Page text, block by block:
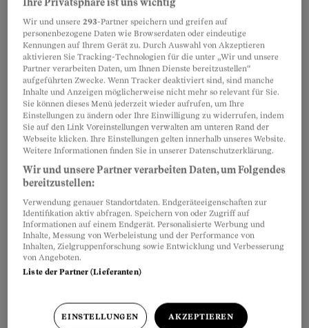
sich, im Vorfeld den Zustand meiner
Liegenschaft zu protokollieren. Kann ich ihn dazu
verpflichten? Oder läuft das über die Baubewilligung
der Behörde?
Davor Smokvina
Wertverminderung
Nachbar baut – wer
entschädigt mich?
Frage: Mein Nachbar möchte sein Haus
ausbauen. Dadurch entsteht mehr
Schatten, zudem verliere ich Aussicht. Kann ich Ersatz
für diese Wertverminderung verlangen?
Norina Meyer
Ihre Privatsphäre ist uns wichtig
Wir und unsere293-Partner speichern und greifen auf
personenbezogene Daten wie Browserdaten oder eindeutige
Kennungen auf Ihrem Gerät zu. Durch Auswahl von Akzeptieren
aktivieren Sie Tracking-Technologien für die unter „Wir und unsere
Partner verarbeiten Daten, um Ihnen Dienste bereitzustellen“
aufgeführten Zwecke. Wenn Tracker deaktiviert sind, sind manche
Inhalte und Anzeigen möglicherweise nicht mehr so relevant für Sie.
Sie können dieses Menü jederzeit wieder aufrufen, um Ihre
Einstellungen zu ändern oder Ihre Einwilligung zu widerrufen, indem
Sie auf den Link Voreinstellungen verwalten am unteren Rand der
Webseite klicken. Ihre Einstellungen gelten innerhalb unseres Website.
Weitere Informationen finden Sie in unserer Datenschutzerklärung.
Wir und unsere Partner verarbeiten Daten, um Folgendes
bereitzustellen:
Verwendung genauer Standortdaten. Endgeräteeigenschaften zur
Identifikation aktiv abfragen. Speichern von oder Zugriff auf
Informationen auf einem Endgerät. Personalisierte Werbung und
Inhalte, Messung von Werbeleistung und der Performance von
Inhalten, Zielgruppenforschung sowie Entwicklung und Verbesserung
von Angeboten.
Liste der Partner (Lieferanten)
EINSTELLUNGEN AKZEPTIEREN